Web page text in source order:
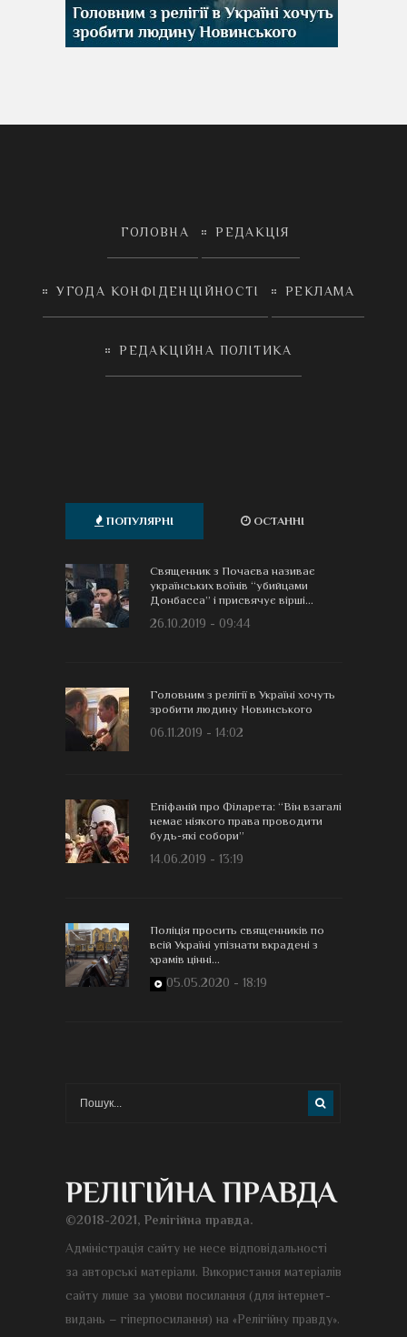
ГОЛОВНА РЕДАКЦІЯ
УГОДА КОНФІДЕНЦІЙНОСТІ РЕКЛАМА
РЕДАКЦІЙНА ПОЛІТИКА
ПОПУЛЯРНІ ОСТАННІ
Священник з Почаєва називає
українських воїнів “убийцами
Донбасса” і присвячує вірші...
26.10.2019 - 09:44
Головним з релігії в Україні хочуть
зробити людину Новинського
06.11.2019 - 14:02
Епіфаній про Філарета: “Він взагалі
немає ніякого права проводити
будь-які собори”
14.06.2019 - 13:19
Поліція просить священників по
всій Україні упізнати вкрадені з
храмів цінні...
05.05.2020 - 18:19
©2018-2021, Релігійна правда.
Адміністрація сайту не несе відповідальності
за авторські матеріали. Використання матеріалів
сайту лише за умови посилання (для інтернет-
видань – гіперпосилання) на «Релігійну правду».